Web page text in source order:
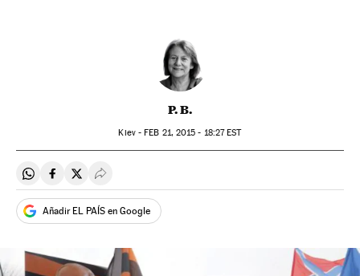
P. B.
Kiev -FEB 21, 2015 - 18:27EST
Compartir en Whatsapp
Compartir en Facebook
Compartir en Twitter
Desplegar Redes Sociales
Añadir EL PAÍS en Google